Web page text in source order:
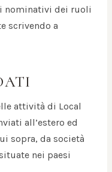
nominativi dei ruoli
scrivendo a
attività di Local
all’estero ed
sopra, da società
nei paesi